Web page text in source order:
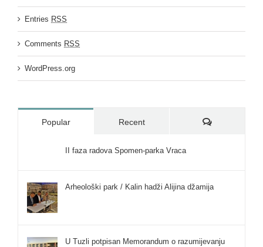
Entries RSS
Comments RSS
WordPress.org
Popular Recent Comments
II faza radova Spomen-parka Vraca
Arheološki park / Kalin hadži Alijina džamija
U Tuzli potpisan Memorandum o razumijevanju